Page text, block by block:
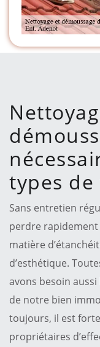
types
Sans entretien
perdre rapidement
matière
d’esthétique.
avons besoin
de notre bien
toujours, il est
propriétaires